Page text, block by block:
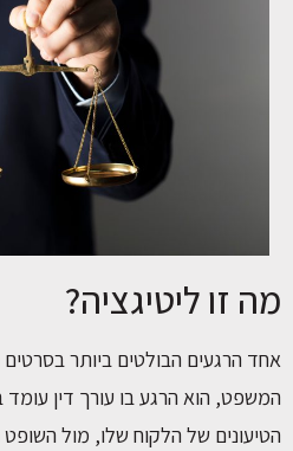
מה זו ליטיגציה?
אחד הרגעים הבולטים ביותר
המשפט, הוא הרגע בו עורך דין
הטיעונים של הלקוח שלו, מול